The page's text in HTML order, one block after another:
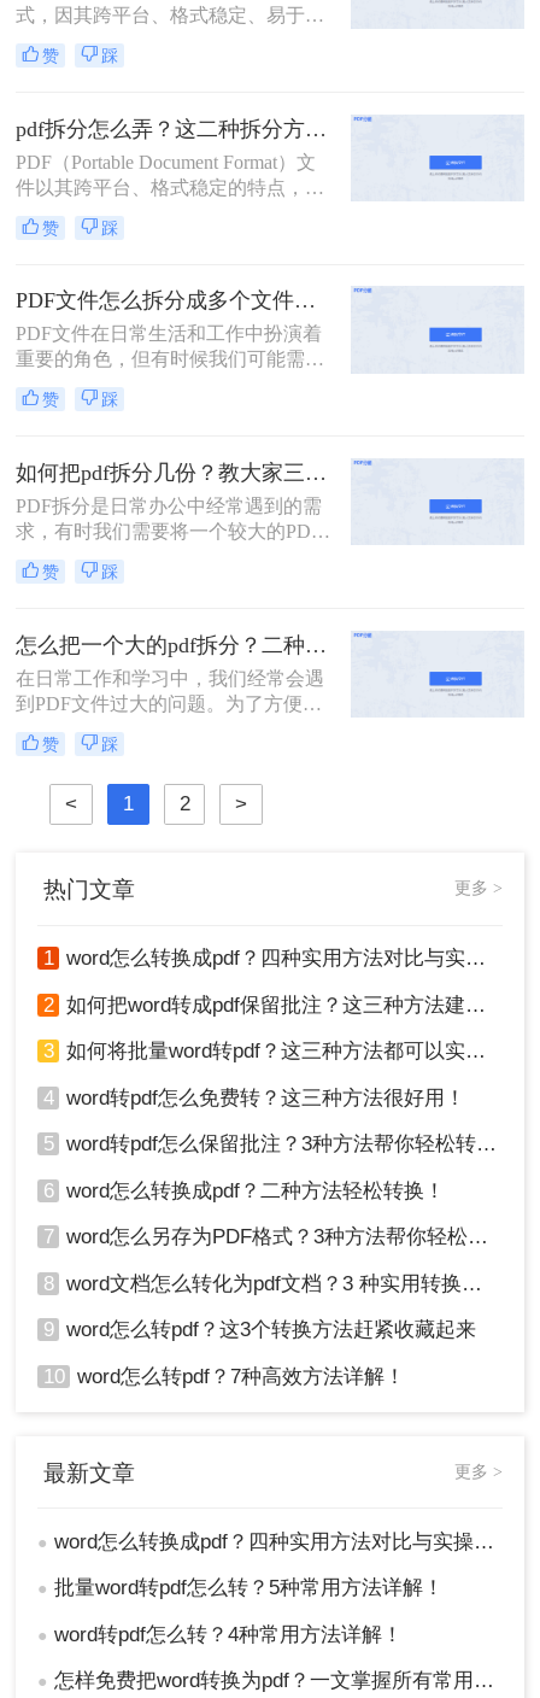
式，因其跨平台、格式稳定、易于打
印等优点，在办公、学习等领域得到
了广泛的使用。然而，有时我们可能
地管理和使用其中的内容。那么PDF
文件怎么拆分呢？本文将详细介绍
PDF文件拆分的方法和步骤，帮助读
者轻松实现PDF文件的拆分操作。
赞 踩
pdf拆分怎么弄？这二种拆分方法看看！
PDF（Portable Document Format）文
件以其跨平台、格式稳定的特点，在
办公、学习等领域得到了广泛应用。
然而，有时我们需要对PDF文件进行
内容。本文将详细介绍pdf拆分怎么弄
的方法，帮助读者轻松完成这一操
作。
赞 踩
PDF文件怎么拆分成多个文件？看看这三种拆分方法！
PDF文件在日常生活和工作中扮演着
重要的角色，但有时候我们可能需要
将一个较大的PDF文件拆分成多个小
文件，以便更好地管理和使用。那么
面将介绍三种实用的方法，帮助你轻
松实现PDF文件的拆分。
赞 踩
如何把pdf拆分几份？教大家三种方法！
PDF拆分是日常办公中经常遇到的需
求，有时我们需要将一个较大的PDF
文件拆分成多个小文件，以便于分
享、存档或编辑。那么如何把pdf拆分
法，帮助你轻松将PDF文件拆分成多
份。
赞 踩
怎么把一个大的pdf拆分？二种pdf拆分方法看一看！
在日常工作和学习中，我们经常会遇
到PDF文件过大的问题。为了方便管
理和使用，有时需要将大型PDF文件
拆分成多个较小的文件。那么怎么把
一个大的pdf拆分呢？本文将为您介绍
两种实用的拆分大型PDF文件的方
法，帮助您轻松应对这一需求。
赞 踩
< 1 2 >
热门文章 更多 >
1 word怎么转换成pdf？四种实用方法对比与实操指南（附详细表格）！
2 如何把word转成pdf保留批注？这三种方法建议收藏！
3 如何将批量word转pdf？这三种方法都可以实现批量转换
4 word转pdf怎么免费转？这三种方法很好用！
5 word转pdf怎么保留批注？3种方法帮你轻松转换！
6 word怎么转换成pdf？二种方法轻松转换！
7 word怎么另存为PDF格式？3种方法帮你轻松转换!
8 word文档怎么转化为pdf文档？3 种实用转换方法，完美保留原文档格式！
9 word怎么转pdf？这3个转换方法赶紧收藏起来
10 word怎么转pdf？7种高效方法详解！
最新文章 更多 >
● word怎么转换成pdf？四种实用方法对比与实操指南（附详细表格）！
● 批量word转pdf怎么转？5种常用方法详解！
● word转pdf怎么转？4种常用方法详解！
● 怎样免费把word转换为pdf？一文掌握所有常用方法！